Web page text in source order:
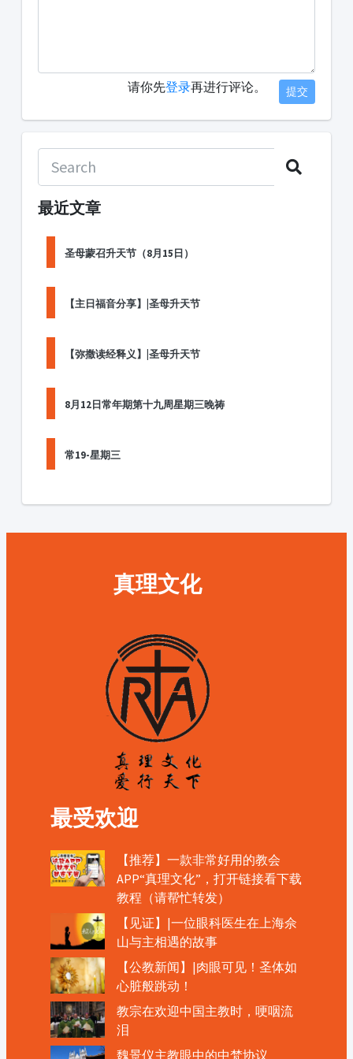
请你先登录再进行评论。 提交
最近文章
圣母蒙召升天节（8月15日）
【主日福音分享】|圣母升天节
【弥撒读经释义】|圣母升天节
8月12日常年期第十九周星期三晚祷
常19-星期三
真理文化
最受欢迎
【推荐】一款非常好用的教会
APP“真理文化”，打开链接看下载
教程（请帮忙转发）
【见证】|一位眼科医生在上海佘
山与主相遇的故事
【公教新闻】|肉眼可见！圣体如
心脏般跳动！
教宗在欢迎中国主教时，哽咽流
泪
魏景仪主教眼中的中梵协议